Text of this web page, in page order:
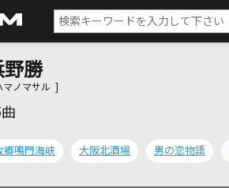
野勝
マノマサル ]
郷鳴門海峡 大阪北酒場 男の恋物語